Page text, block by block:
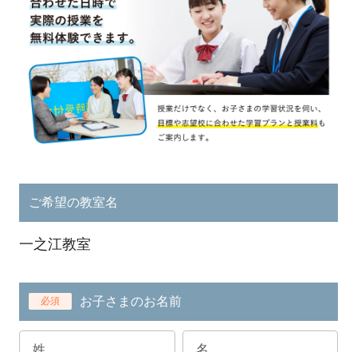
ご希望の教室名
一之江教室
必須 お子さまのお名前